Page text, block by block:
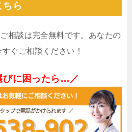
ちら
相談は完全無料です。あなたの
ぐご相談ください！
びに困ったら…／